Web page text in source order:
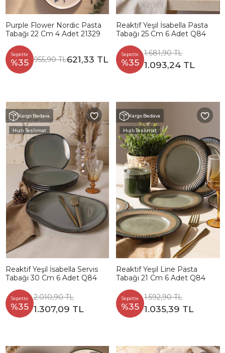
Purple Flower Nordic Pasta
Tabağı 22 Cm 4 Adet 21329
Sepette
%35 955,90 TL621,33 TL
Reaktif Yeşil İsabella Pasta
Tabağı 25 Cm 6 Adet Q84
Sepette
%35
1.681,90 TL
1.093,24 TL
Kargo Bedava
Hızlı Teslimat
Reaktif Yeşil İsabella Servis
Tabağı 30 Cm 6 Adet Q84
Sepette
%35
2.010,90 TL
1.307,09 TL
Kargo Bedava
Hızlı Teslimat
Reaktif Yeşil Line Pasta
Tabağı 21 Cm 6 Adet Q84
Sepette
%35
1.592,90 TL
1.035,39 TL